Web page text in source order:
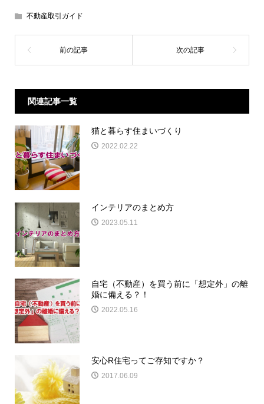
不動産取引ガイド
関連記事一覧
猫と暮らす住まいづくり
2022.02.22
インテリアのまとめ方
2023.05.11
自宅（不動産）を買う前に「想定外」の離
婚に備える？！
2022.05.16
安心R住宅ってご存知ですか？
2017.06.09